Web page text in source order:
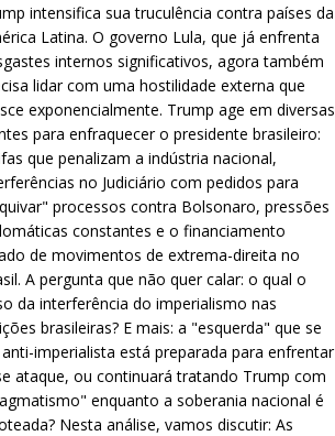
intensifica sua truculência contra países da
Latina. O governo Lula, que já enfrenta
internos significativos, agora também
lidar com uma hostilidade externa que
exponencialmente. Trump age em diversas
para enfraquecer o presidente brasileiro:
que penalizam a indústria nacional,
no Judiciário com pedidos para
processos contra Bolsonaro, pressões
constantes e o financiamento
de movimentos de extrema-direita no
A pergunta que não quer calar: o qual o
da interferência do imperialismo nas
brasileiras? E mais: a "esquerda" que se
imperialista está preparada para enfrentar
ataque, ou continuará tratando Trump com
enquanto a soberania nacional é
Nesta análise, vamos discutir: As